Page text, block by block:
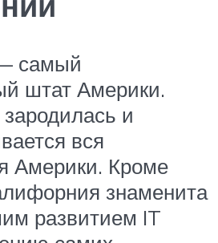
самый
штат Америки.
и
вся
Америки. Кроме
знаменита
развитием IT